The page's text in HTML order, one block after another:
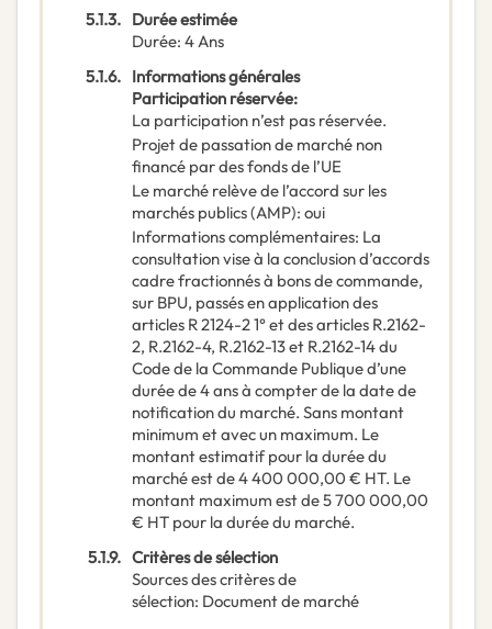
5.1.3. Durée estimée
Durée: 4Ans
5.1.6. Informations générales
Participation réservée:
La participation n’est pas réservée.
Projet de passation de marché non
financé par des fonds de l’UE
Le marché relève de l’accord sur les
marchés publics (AMP): oui
Informations complémentaires: La
consultation vise à la conclusion d’accords
cadre fractionnés à bons de commande,
sur BPU, passés en application des
articles R 2124-2 1° et des articles R.2162-
2, R.2162-4, R.2162-13 et R.2162-14 du
Code de la Commande Publique d’une
durée de 4 ans à compter de la date de
notification du marché. Sans montant
minimum et avec un maximum. Le
montant estimatif pour la durée du
marché est de 4 400 000,00 € HT. Le
montant maximum est de 5 700 000,00
€ HT pour la durée du marché.
5.1.9. Critères de sélection
Sources des critères de
sélection: Document de marché